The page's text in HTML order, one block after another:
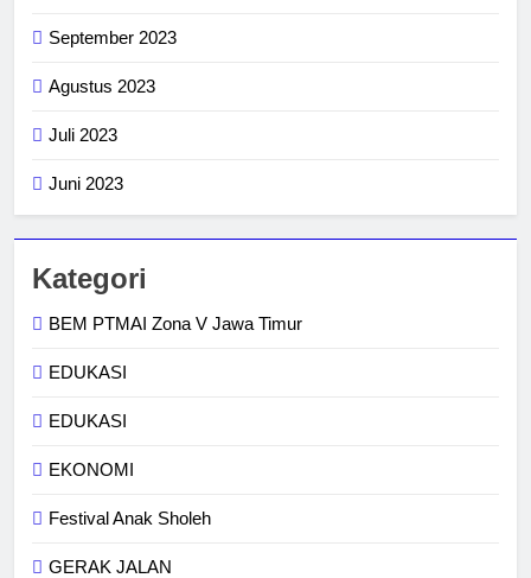
September 2023
Agustus 2023
Juli 2023
Juni 2023
Kategori
BEM PTMAI Zona V Jawa Timur
EDUKASI
EDUKASI
EKONOMI
Festival Anak Sholeh
GERAK JALAN